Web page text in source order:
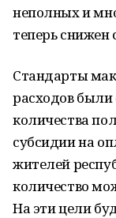
неполных и
теперь снижен
Стандарты
расходов
количества
субсидии на
жителей
количество
На эти цели